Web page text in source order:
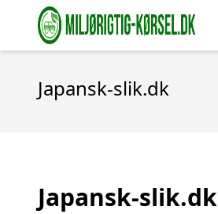
Japansk-slik.dk
Japansk-slik.dk